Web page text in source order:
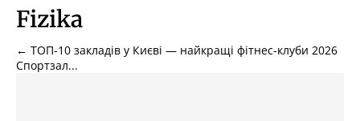
Fizika
← ТОП-10 закладів у Києві — найкращі фітнес-клуби 2026
Спортзал...